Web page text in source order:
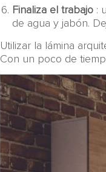
Finaliza el trabajo:
de agua y jabón.
Utilizar la lámina
Con un poco de